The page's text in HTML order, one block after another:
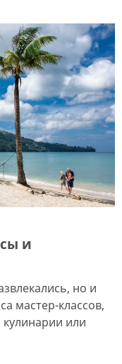
и
но и
мастер-классов,
или